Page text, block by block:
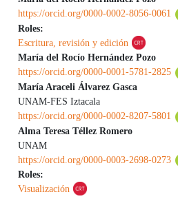
https://orcid.org/0000-0002-8056-0061
Roles:
Escritura, revisión y edición
María del Rocío Hernández Pozo
https://orcid.org/0000-0001-5781-2825
María Araceli Álvarez Gasca
UNAM-FES Iztacala
https://orcid.org/0000-0002-8207-5801
Alma Teresa Téllez Romero
UNAM
https://orcid.org/0000-0003-2698-0273
Roles:
Visualización